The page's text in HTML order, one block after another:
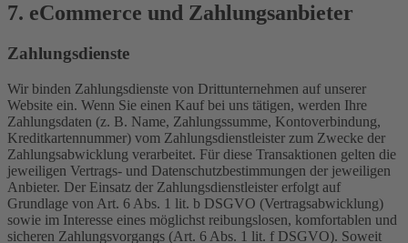
7. eCommerce und Zahlungs­anbieter
Zahlungsdienste
Wir binden Zahlungsdienste von Drittunternehmen auf unserer
Website ein. Wenn Sie einen Kauf bei uns tätigen, werden Ihre
Zahlungsdaten (z. B. Name, Zahlungssumme, Kontoverbindung,
Kreditkartennummer) vom Zahlungsdienstleister zum Zwecke der
Zahlungsabwicklung verarbeitet. Für diese Transaktionen gelten die
jeweiligen Vertrags- und Datenschutzbestimmungen der jeweiligen
Anbieter. Der Einsatz der Zahlungsdienstleister erfolgt auf
Grundlage von Art. 6 Abs. 1 lit. b DSGVO (Vertragsabwicklung)
sowie im Interesse eines möglichst reibungslosen, komfortablen und
sicheren Zahlungsvorgangs (Art. 6 Abs. 1 lit. f DSGVO). Soweit